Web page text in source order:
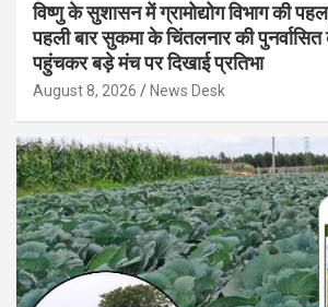
विष्णु के सुशासन में ग्रामोद्योग विभाग की
पहली बार सुकमा के चिंतलनार की पुनर्वासित
पहुंचकर बड़े मंच पर दिखाई प्रतिभा
August 8, 2026 News Desk